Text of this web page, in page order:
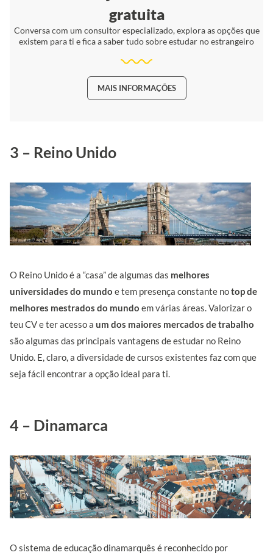
gratuita
Conversa com um consultor especializado, explora as opções que
existem para ti e fica a saber tudo sobre estudar no estrangeiro
MAIS INFORMAÇÕES
3 – Reino Unido
O Reino Unido é a “casa” de algumas das melhores
universidades do mundo e tem presença constante notop de
melhores mestrados do mundo em várias áreas. Valorizar o
teu CV e ter acesso a um dos maiores mercados de trabalho
são algumas das principais vantagens de estudar no Reino
Unido. E, claro, a diversidade de cursos existentes faz com que
seja fácil encontrar a opção ideal para ti.
4 – Dinamarca
O sistema de educação dinamarquês é reconhecido por